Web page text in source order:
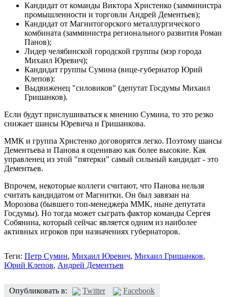
Кандидат от команды Виктора Христенко (замминистра
промышленности и торговли Андрей Дементьев);
Кандидат от Магнитогорского металлургического
комбината (замминистра регионального развития Роман
Панов);
Лидер челябинской городской группы (мэр города
Михаил Юревич);
Кандидат группы Сумина (вице-губернатор Юрий
Клепов):
Выдвиженец "силовиков" (депутат Госдумы Михаил
Гришанков).
Если будут прислушиваться к мнению Сумина, то это резко
снижает шансы Юревича и Гришанкова.
ММК и группа Христенко договорятся легко. Поэтому шансы
Дементьева и Панова я оцениваю как более высокие. Как
управленец из этой "пятерки" самый сильный кандидат - это
Дементьев.
Впрочем, некоторые коллеги считают, что Панова нельзя
считать кандидатом от Магнитки. Он был завязан на
Морозова (бывшего топ-менеджера ММК, ныне депутата
Госдумы). Но тогда может сыграть фактор команды Сергея
Собянина, который сейчас является одним из наиболее
активных игроков при назначениях губернаторов.
Теги: Петр Сумин, Михаил Юревич, Михаил Гришанков,
Юрий Клепов, Андрей Дементьев
Опубликовать в: Twitter Facebook